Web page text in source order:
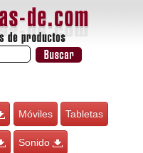
Móviles Tabletas
Sonido